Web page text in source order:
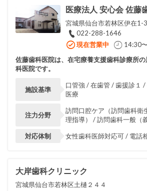
医療法人 安心会 佐藤
宮城県仙台市若林区伊在1-
022-288-1646
現在営業中
14:30
佐藤歯科医院は、在宅療養支援歯科診療所
科医院です。
施設基準
口管強 / 在歯管 / 歯援診
医療
注力分野
訪問口腔ケア（訪問歯科衛
理指導） / 訪問歯科一般（
対応体制 女性歯科医師対応可 / 電話
大岸歯科クリニック
宮城県仙台市若林区土樋２４４